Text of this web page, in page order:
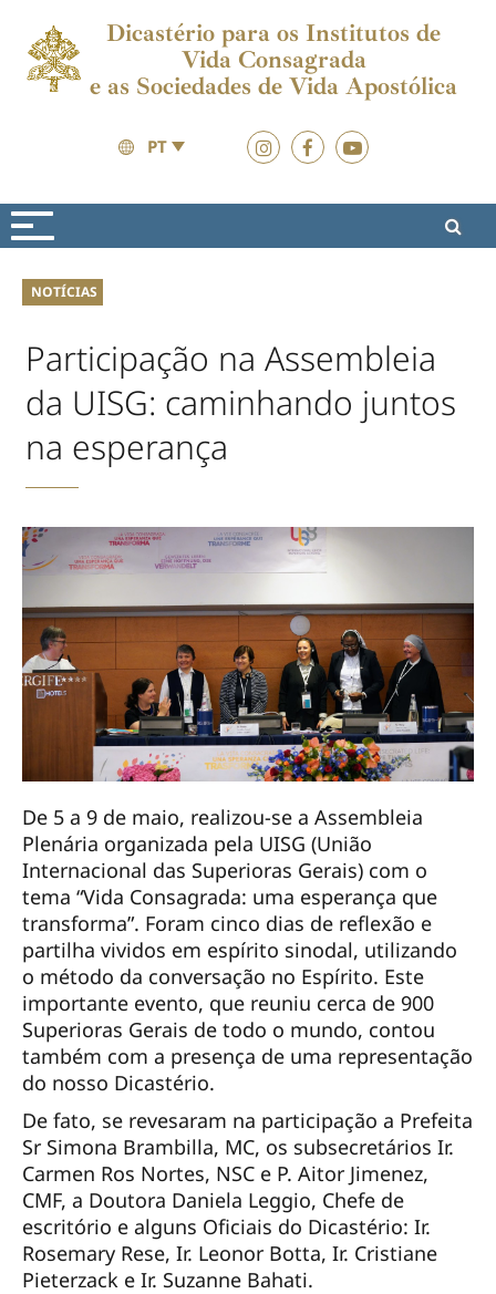
Dicastério para os Institutos de
Vida Consagrada
e as Sociedades de Vida Apostólica
PT
Actualidades
NOTÍCIAS
Participação na Assembleia
da UISG: caminhando juntos
na esperança
De 5 a 9 de maio, realizou-se a Assembleia
Plenária organizada pela UISG (União
Internacional das Superioras Gerais) com o
tema “Vida Consagrada: uma esperança que
transforma”. Foram cinco dias de reflexão e
partilha vividos em espírito sinodal, utilizando
o método da conversação no Espírito. Este
importante evento, que reuniu cerca de 900
Superioras Gerais de todo o mundo, contou
também com a presença de uma representação
do nosso Dicastério.
De fato, se revesaram na participação a Prefeita
Sr Simona Brambilla, MC, os subsecretários Ir.
Carmen Ros Nortes, NSC e P. Aitor Jimenez,
CMF, a Doutora Daniela Leggio, Chefe de
escritório e alguns Oficiais do Dicastério: Ir.
Rosemary Rese, Ir. Leonor Botta, Ir. Cristiane
Pieterzack e Ir. Suzanne Bahati.